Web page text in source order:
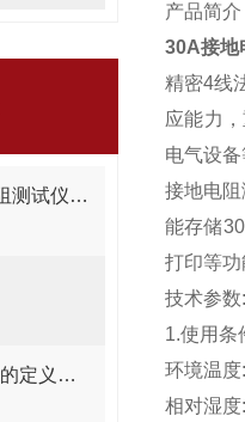
SXDW-5A大型地网接地电阻测试仪哪些功能特点
接地电阻土壤电阻率测试仪的定义是什么
产品简介
30A接地
精密4线
应能力
电气设
接地电
能存储
打印等
技术参数:
1.使用条
环境温
相对湿